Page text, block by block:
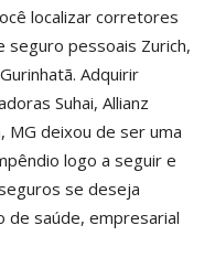
localizar corretores
pessoais Zurich,
Adquirir
Suhai, Allianz
MG deixou de ser uma
logo a seguir e
se deseja
de saúde, empresarial